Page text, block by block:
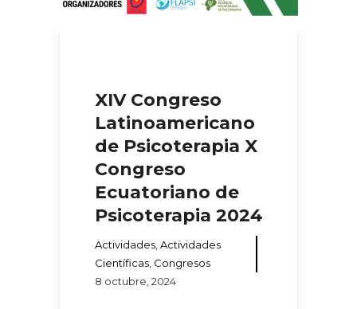
XIV Congreso
Latinoamericano
de Psicoterapia X
Congreso
Ecuatoriano de
Psicoterapia 2024
Actividades Actividades
Científicas Congresos
8 octubre, 2024